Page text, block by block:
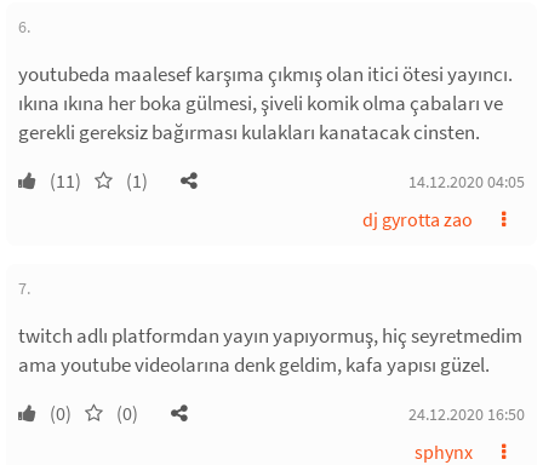
6.
youtubeda maalesef karşıma çıkmış olan itici ötesi yayıncı.
ıkına ıkına her boka gülmesi, şiveli komik olma çabaları ve
gerekli gereksiz bağırması kulakları kanatacak cinsten.
(11) (1) 14.12.2020 04:05
dj gyrotta zao
7.
twitch adlı platformdan yayın yapıyormuş, hiç seyretmedim
ama youtube videolarına denk geldim, kafa yapısı güzel.
(0) (0) 24.12.2020 16:50
sphynx